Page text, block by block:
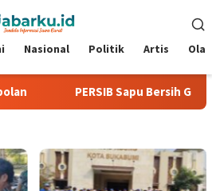
Nasional Politik Artis
PERSIB Sapu Bersih Grup